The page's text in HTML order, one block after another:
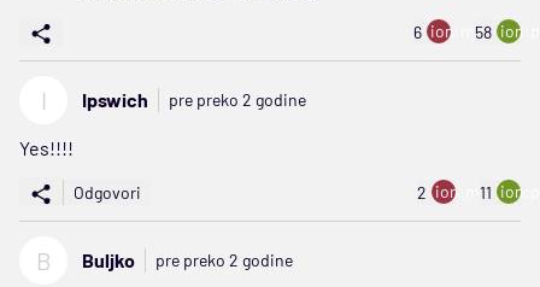
6 ion:minus
58
I Ipswich pre preko 2 godine
Yes!!!!
Odgovori 2 ion:minus
11
B Buljko pre preko 2 godine